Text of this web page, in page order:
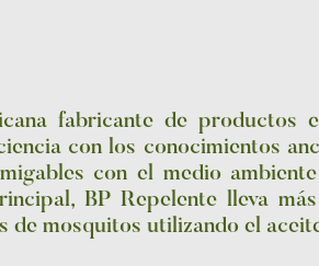
fabricante de productos
con los conocimientos
con el medio
BP Repelente lleva
mosquitos utilizando el